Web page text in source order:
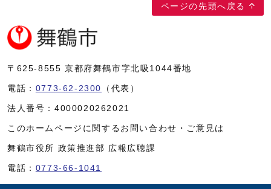
ページの先頭へ戻る
〒625-8555 京都府舞鶴市字北吸1044番地
電話： 0773-62-2300 （代表）
法人番号： 4000020262021
このホームページに関するお問い合わせ・ご意見は
舞鶴市役所 政策推進部 広報広聴課
電話： 0773-66-1041